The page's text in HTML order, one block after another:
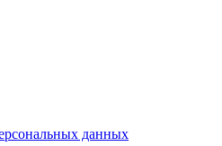
данных